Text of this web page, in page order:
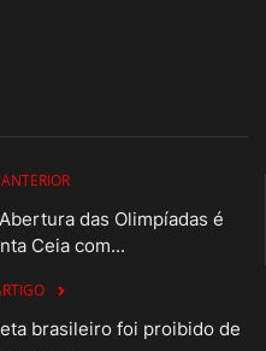
das Olimpíadas é
Ceia com...
brasileiro foi proibido de